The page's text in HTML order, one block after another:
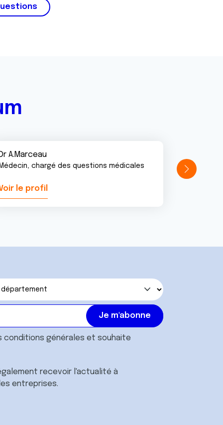
Dr A.Marceau
Médecin, chargé des questions médicales
le profil
conditions générales et souhaite
recevoir l'actualité à
entreprises.